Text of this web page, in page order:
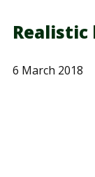
Realistic
6 March 2018